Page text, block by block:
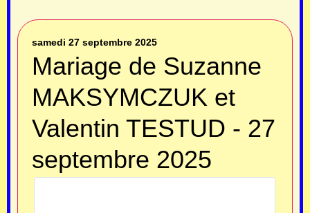
samedi 27 septembre 2025
Mariage de Suzanne
MAKSYMCZUK et
Valentin TESTUD - 27
septembre 2025